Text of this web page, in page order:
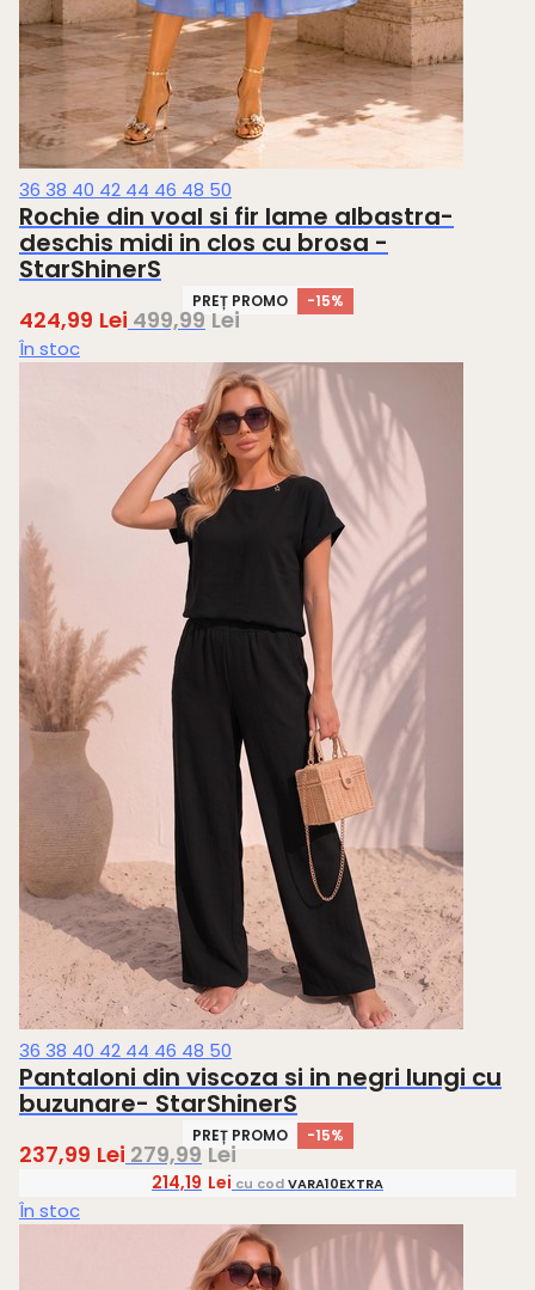
36 38 40 42 44 46 48 50
Rochie din voal si fir lame albastra-
deschis midi in clos cu brosa -
StarShinerS
PREȚ PROMO -15%
424,99 Lei 499,99 Lei
În stoc
36 38 40 42 44 46 48 50
Pantaloni din viscoza si in negri lungi cu
buzunare- StarShinerS
PREȚ PROMO -15%
237,99 Lei 279,99 Lei
214,19 Lei cu codVARA10EXTRA
În stoc